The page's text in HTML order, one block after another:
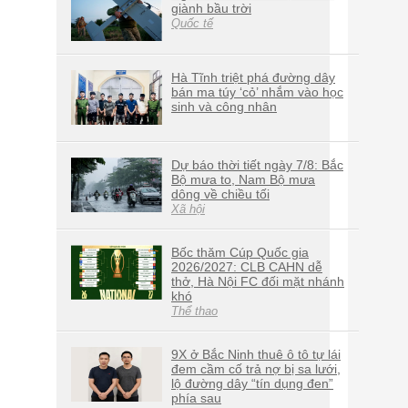
giành bầu trời
Quốc tế
Hà Tĩnh triệt phá đường dây
bán ma túy ‘cỏ’ nhắm vào học
sinh và công nhân
Dự báo thời tiết ngày 7/8: Bắc
Bộ mưa to, Nam Bộ mưa
dông về chiều tối
Xã hội
Bốc thăm Cúp Quốc gia
2026/2027: CLB CAHN dễ
thở, Hà Nội FC đối mặt nhánh
khó
Thể thao
9X ở Bắc Ninh thuê ô tô tự lái
đem cầm cố trả nợ bị sa lưới,
lộ đường dây “tín dụng đen”
phía sau